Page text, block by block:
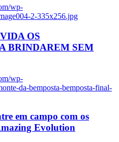
wp-
2-335x256.jpg
OS
BRINDAREM SEM
wp-
da-bemposta-bemposta-final-
em campo com os
Evolution